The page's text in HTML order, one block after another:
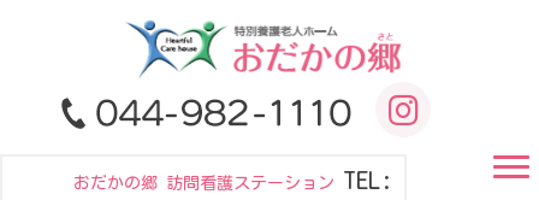
おだかの郷 訪問看護ステーション TEL: